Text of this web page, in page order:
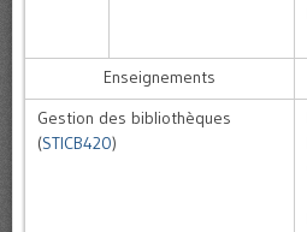
Enseignements
Gestion des bibliothèques
(STICB420)